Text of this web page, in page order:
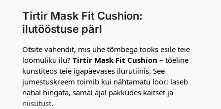
Tirtir Mask Fit Cushion:
ilutööstuse pärl
Otsite vahendit, mis ühe tõmbega tooks esile teie
loomuliku ilu? Tirtir Mask Fit Cushion – tõeline
kunstiteos teie igapäevases ilurutiinis. See
jumestuskreem toimib kui nähtamatu loor: laseb
nahal hingata, samal ajal pakkudes kaitset ja
niisutust.